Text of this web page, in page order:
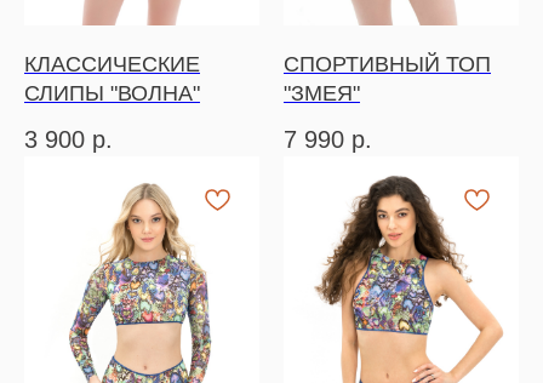
КЛАССИЧЕСКИЕ
СЛИПЫ "ВОЛНА"
3 900 р.
СПОРТИВНЫЙ ТОП
"ЗМЕЯ"
7 990 р.